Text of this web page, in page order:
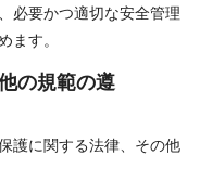
必要かつ適切な安全管理
す 。
の規範の遵
護に関する法律、その他